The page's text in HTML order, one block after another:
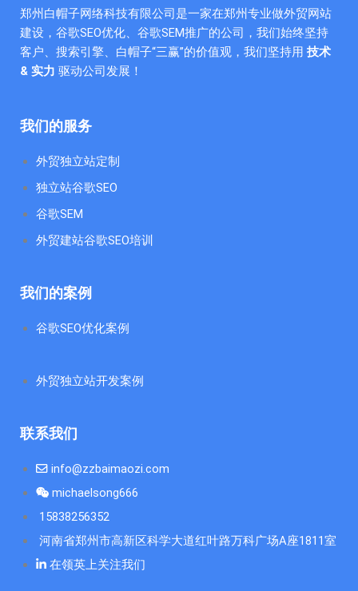
郑州白帽子网络科技有限公司是一家在郑州专业做外贸网站
建设，谷歌SEO优化、谷歌SEM推广的公司，我们始终坚持
客户、搜索引擎、白帽子“三赢”的价值观，我们坚持用 技术
& 实力 驱动公司发展！
我们的服务
外贸独立站定制
独立站谷歌SEO
谷歌SEM
外贸建站谷歌SEO培训
我们的案例
谷歌SEO优化案例
外贸独立站开发案例
联系我们
info@zzbaimaozi.com
michaelsong666
15838256352
河南省郑州市高新区科学大道红叶路万科广场A座1811室
在领英上关注我们